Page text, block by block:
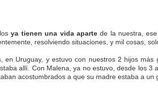
ya tienen una vida apartede la nuestra,
resolviendo situaciones, y mil cosas,
Uruguay, y estuvo con nuestros 2 hijos más
allí. Con Malena, ya no estuvo, desde los 3
acostumbrados a que su madre estaba a un